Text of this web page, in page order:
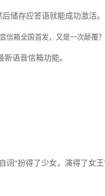
储存应答语就能成功激活。
语音信箱功能。
诩“扮得了少女，演得了女